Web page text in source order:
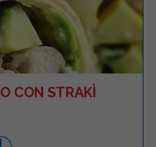
CON STRAKÌ